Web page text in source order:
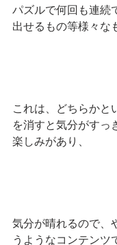
パズルで何回も連続
出せるもの等様々な
これは、どちらかと
を消すと気分がすっ
楽しみがあり、
気分が晴れるので、
うようなコンテンツ